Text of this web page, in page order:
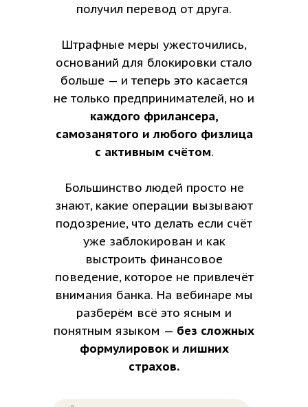
получил перевод от друга.
Штрафные меры ужесточились,
оснований для блокировки стало
больше — и теперь это касается
не только предпринимателей, но и
каждого фрилансера,
самозанятого и любого физлица
с активным счётом.
Большинство людей просто не
знают, какие операции вызывают
подозрение, что делать если счёт
уже заблокирован и как
выстроить финансовое
поведение, которое не привлечёт
внимания банка. На вебинаре мы
разберём всё это ясным и
понятным языком — без сложных
формулировок и лишних
страхов.